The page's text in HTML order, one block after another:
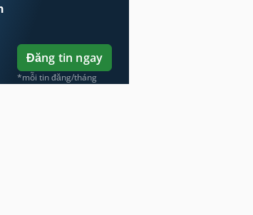
Đăng tin ngay
*mỗi tin đăng/tháng